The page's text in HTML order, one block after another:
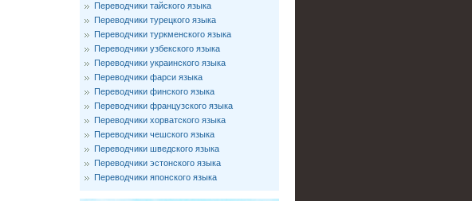
Переводчики тайского языка
Переводчики турецкого языка
Переводчики туркменского языка
Переводчики узбекского языка
Переводчики украинского языка
Переводчики фарси языка
Переводчики финского языка
Переводчики французского языка
Переводчики хорватского языка
Переводчики чешского языка
Переводчики шведского языка
Переводчики эстонского языка
Переводчики японского языка